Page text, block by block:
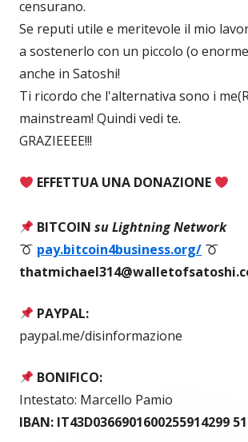
censurano.
Se reputi utile e meritevole il mio
a sostenerlo con un piccolo (o
anche in Satoshi!
Ti ricordo che l'alternativa sono i
mainstream! Quindi vedi te.
GRAZIEEEE!!!
EFFETTUA UNA DONAZIONE
BITCOIN su Lightning Network
pay.bitcoin4business.org/
PAYPAL:
paypal.me/disinformazione
BONIFICO:
Intestato: Marcello Pamio
IBAN: IT43D0366901600255914299